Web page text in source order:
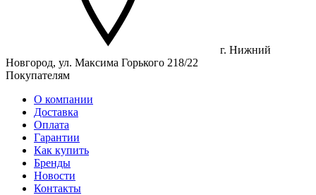
г. Нижний
Новгород, ул. Максима Горького 218/22
Покупателям
О компании
Доставка
Оплата
Гарантии
Как купить
Бренды
Новости
Контакты